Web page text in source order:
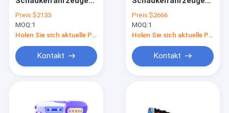
und fröhliche Lieder
für Kinder
Preis:$2133
MOQ:1
Kontakt
und fröhliche Lieder
für Kinder
Preis:$2666
MOQ:1
Kontakt